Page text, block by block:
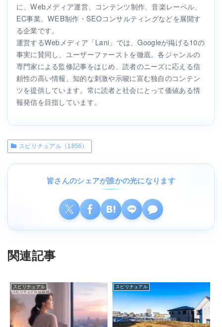
に、Webメディア運営、コンテンツ制作、音楽レーベル、
EC事業、WEB制作・SEOコンサルティングなどを展開す
る企業です。
運営するWebメディア「Lani」では、Googleが掲げる10の
事実に賛同し、ユーザーファーストを徹底。各ジャンルの
専門家による監修記事をはじめ、読者のニーズに応える信
頼性の高い情報、知的な刺激や示唆に富む独自のコンテン
ツを提供しています。常に読者と社会にとって価値ある情
報発信を目指しています。
スピリチュアル（1856）
皆さんのシェアが誰かの光になります
関連記事
スピリチュアル スピリチュアル